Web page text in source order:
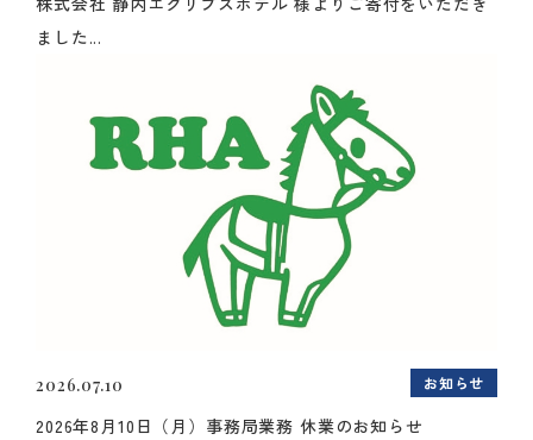
ました...
2026.07.10 お知らせ
2026年8月10日（月）事務局業務 休業のお知らせ